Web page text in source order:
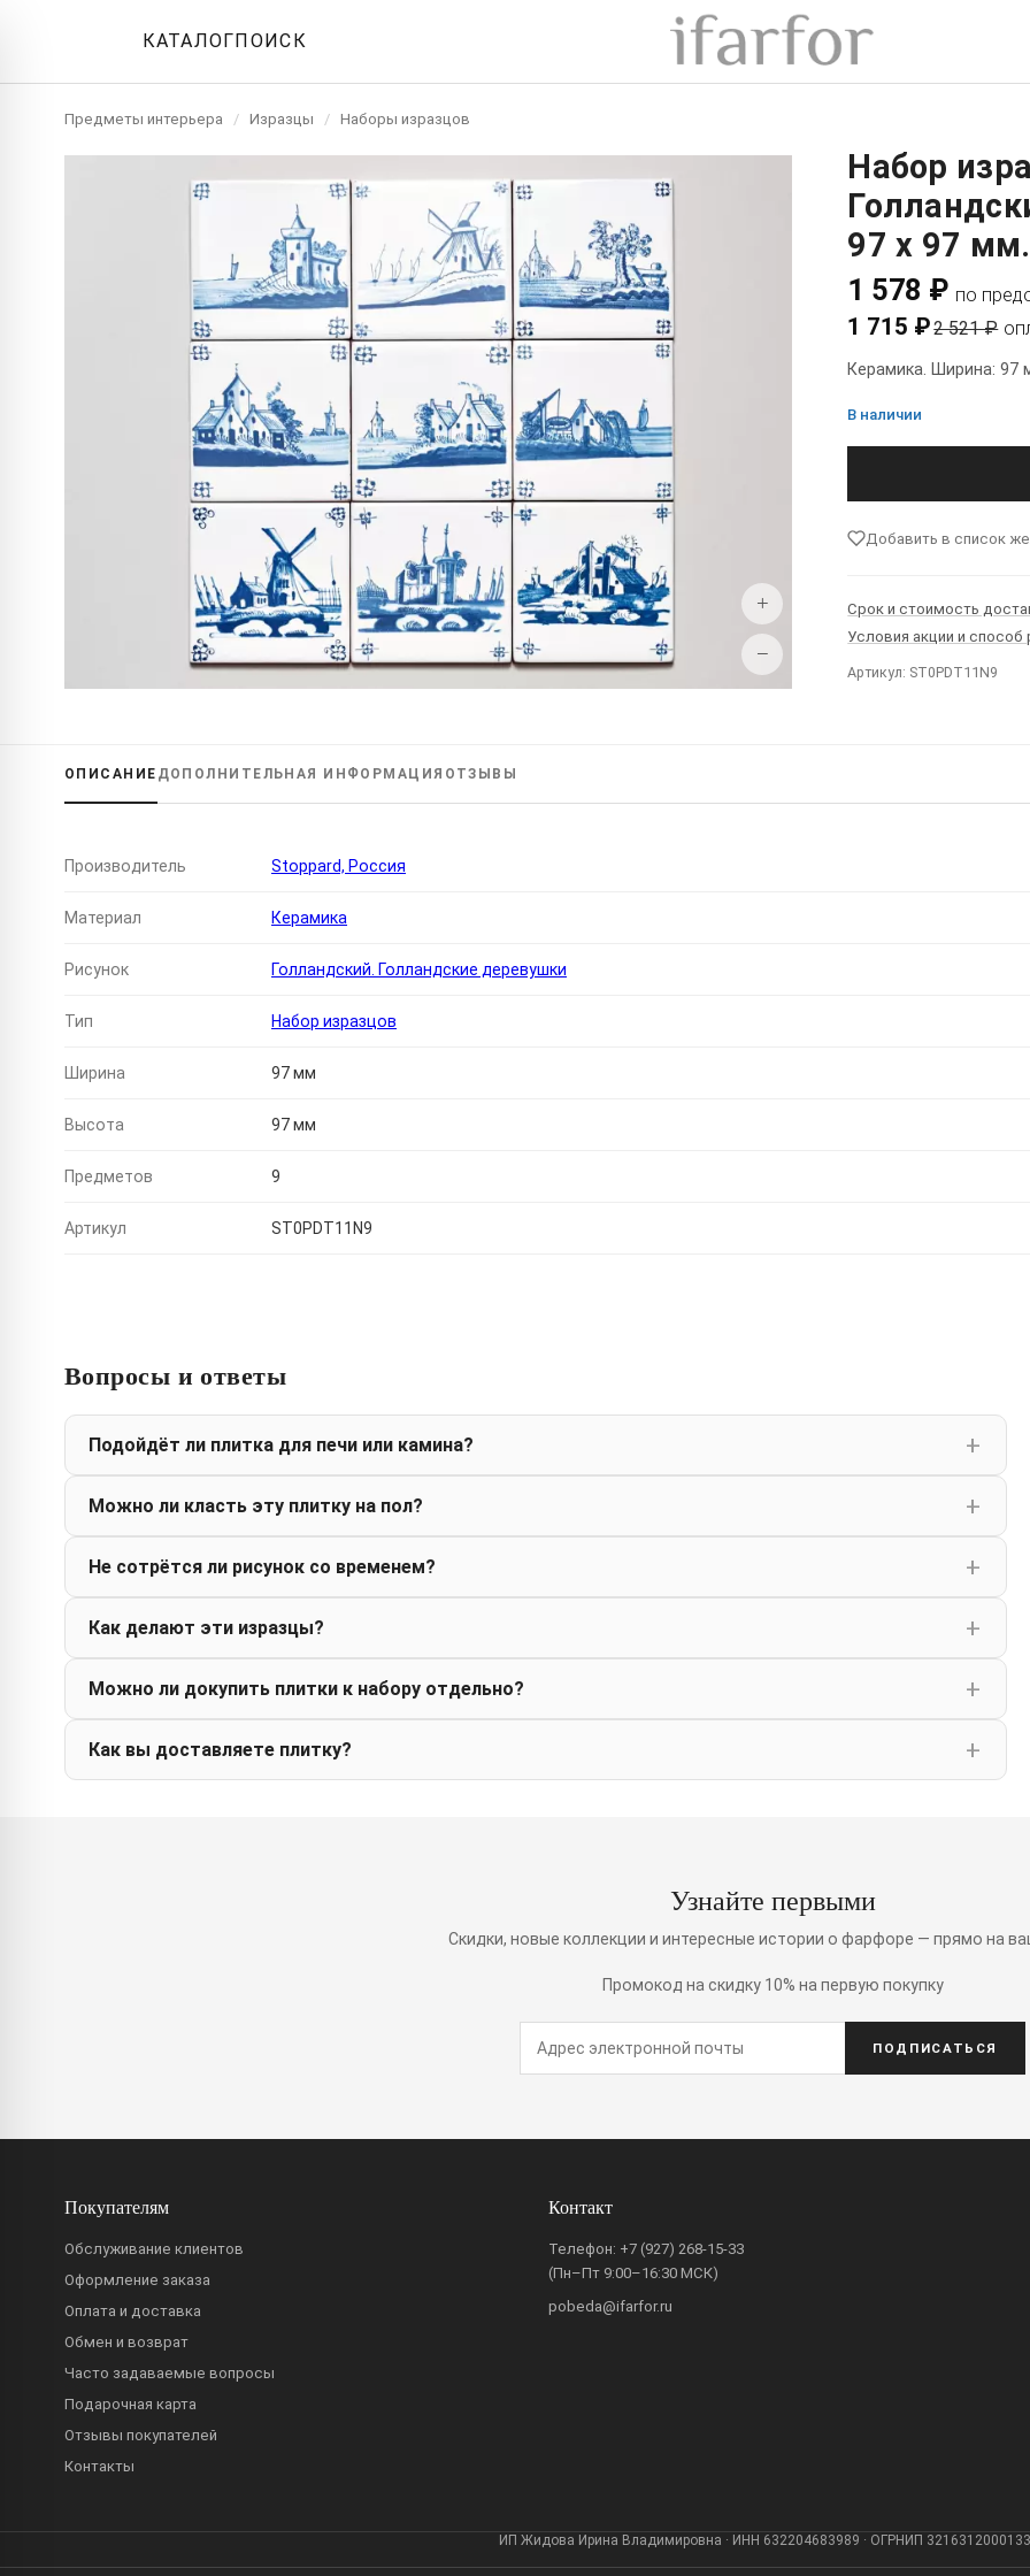
КАТАЛОГПОИСК
Предметы интерьера / Изразцы / Наборы изразцов
+
−
Набор
97 x 97 мм.
1 578 ₽ по
1 715 ₽2 521 ₽
Керамика. Ширина: 97
В наличии
Добавить в список
Срок и стоимость
Условия акции и способ
Артикул: ST0PDT11N9
ОПИСАНИЕ ДОПОЛНИТЕЛЬНАЯ ИНФОРМАЦИЯ ОТЗЫВЫ
Производитель Stoppard, Россия
Материал Керамика
Рисунок Голландский. Голландские деревушки
Тип Набор изразцов
Ширина 97 мм
Высота 97 мм
Предметов 9
Артикул ST0PDT11N9
Вопросы и ответы
Подойдёт ли плитка для печи или камина?
Можно ли класть эту плитку на пол?
Не сотрётся ли рисунок со временем?
Как делают эти изразцы?
Можно ли докупить плитки к набору отдельно?
Как вы доставляете плитку?
Узнайте первыми
Скидки, новые коллекции и интересные истории о фарфоре — прямо на
Промокод на скидку 10% на первую покупку
ПОДПИСАТЬСЯ
Покупателям
Обслуживание клиентов
Оформление заказа
Оплата и доставка
Обмен и возврат
Часто задаваемые вопросы
Подарочная карта
Отзывы покупателей
Контакты
Контакт
Телефон: +7 (927) 268-15-33
(Пн–Пт 9:00–16:30 МСК)
pobeda@ifarfor.ru
ИП Жидова Ирина Владимировна · ИНН 632204683989 · ОГРНИП